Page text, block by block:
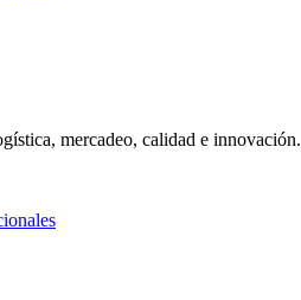
mercadeo, calidad e innovación.